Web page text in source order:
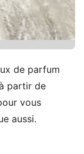
de parfum
partir de
vous
aussi.